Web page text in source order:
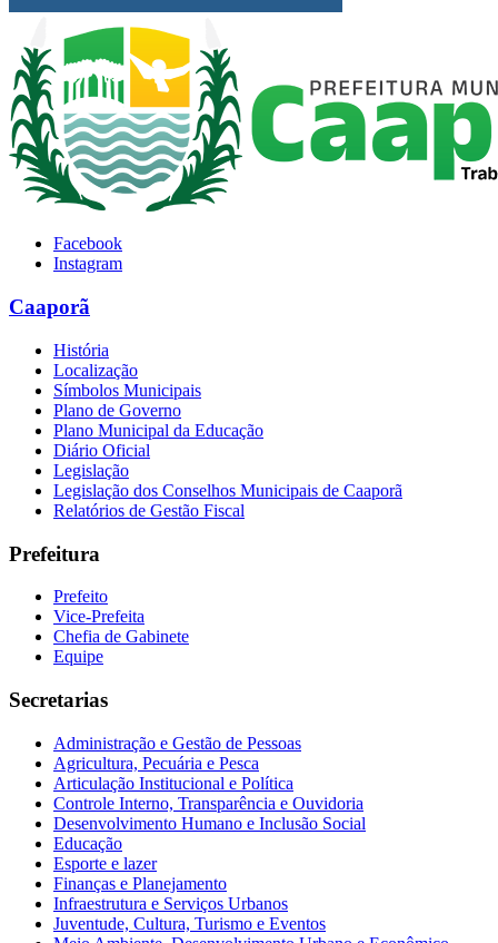
Facebook
Instagram
Caaporã
História
Localização
Símbolos Municipais
Plano de Governo
Plano Municipal da Educação
Diário Oficial
Legislação
Legislação dos Conselhos Municipais de Caaporã
Relatórios de Gestão Fiscal
Prefeitura
Prefeito
Vice-Prefeita
Chefia de Gabinete
Equipe
Secretarias
Administração e Gestão de Pessoas
Agricultura, Pecuária e Pesca
Articulação Institucional e Política
Controle Interno, Transparência e Ouvidoria
Desenvolvimento Humano e Inclusão Social
Educação
Esporte e lazer
Finanças e Planejamento
Infraestrutura e Serviços Urbanos
Juventude, Cultura, Turismo e Eventos